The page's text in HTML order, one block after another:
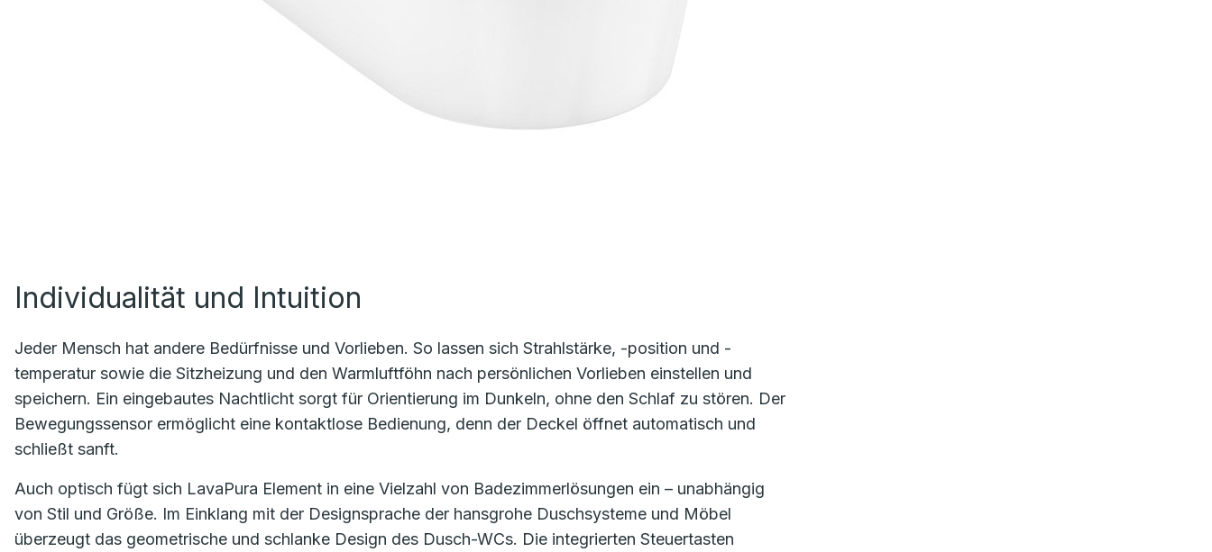
Individualität und Intuition
Jeder Mensch hat andere Bedürfnisse und Vorlieben. So lassen sich Strahlstärke, -position und -
temperatur sowie die Sitzheizung und den Warmluftföhn nach persönlichen Vorlieben einstellen und
speichern. Ein eingebautes Nachtlicht sorgt für Orientierung im Dunkeln, ohne den Schlaf zu stören. Der
Bewegungssensor ermöglicht eine kontaktlose Bedienung, denn der Deckel öffnet automatisch und
schließt sanft.
Auch optisch fügt sich LavaPura Element in eine Vielzahl von Badezimmerlösungen ein – unabhängig
von Stil und Größe. Im Einklang mit der Designsprache der hansgrohe Duschsysteme und Möbel
überzeugt das geometrische und schlanke Design des Dusch-WCs. Die integrierten Steuertasten